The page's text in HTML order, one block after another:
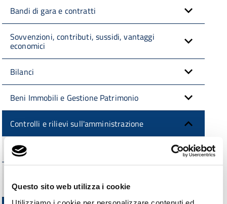
Questo sito web utilizza i cookie
Bandi di gara e contratti
Sovvenzioni, contributi, sussidi, vantaggi
economici
Bilanci
Beni Immobili e Gestione Patrimonio
Controlli e rilievi sull'amministrazione
Corte dei conti
analoghe comunque denominati